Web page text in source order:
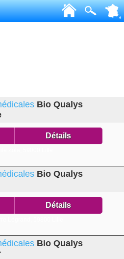
Bio Qualys
Détails
Bio Qualys
Détails
Bio Qualys